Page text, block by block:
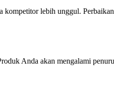
lebih unggul.
Anda akan mengalami